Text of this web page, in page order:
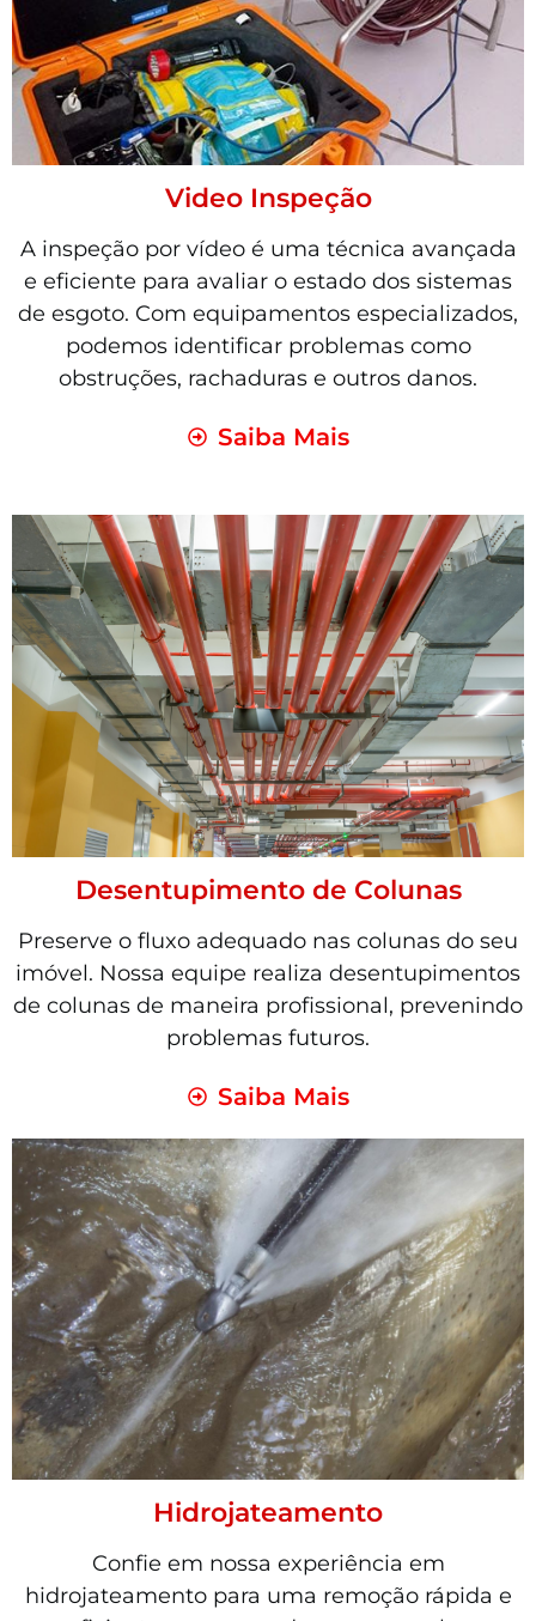
Video Inspeção
A inspeção por vídeo é uma técnica avançada
e eficiente para avaliar o estado dos sistemas
de esgoto. Com equipamentos especializados,
podemos identificar problemas como
obstruções, rachaduras e outros danos.
Saiba Mais
Desentupimento de Colunas
Preserve o fluxo adequado nas colunas do seu
imóvel. Nossa equipe realiza desentupimentos
de colunas de maneira profissional, prevenindo
problemas futuros.
Saiba Mais
Hidrojateamento
Confie em nossa experiência em
hidrojateamento para uma remoção rápida e